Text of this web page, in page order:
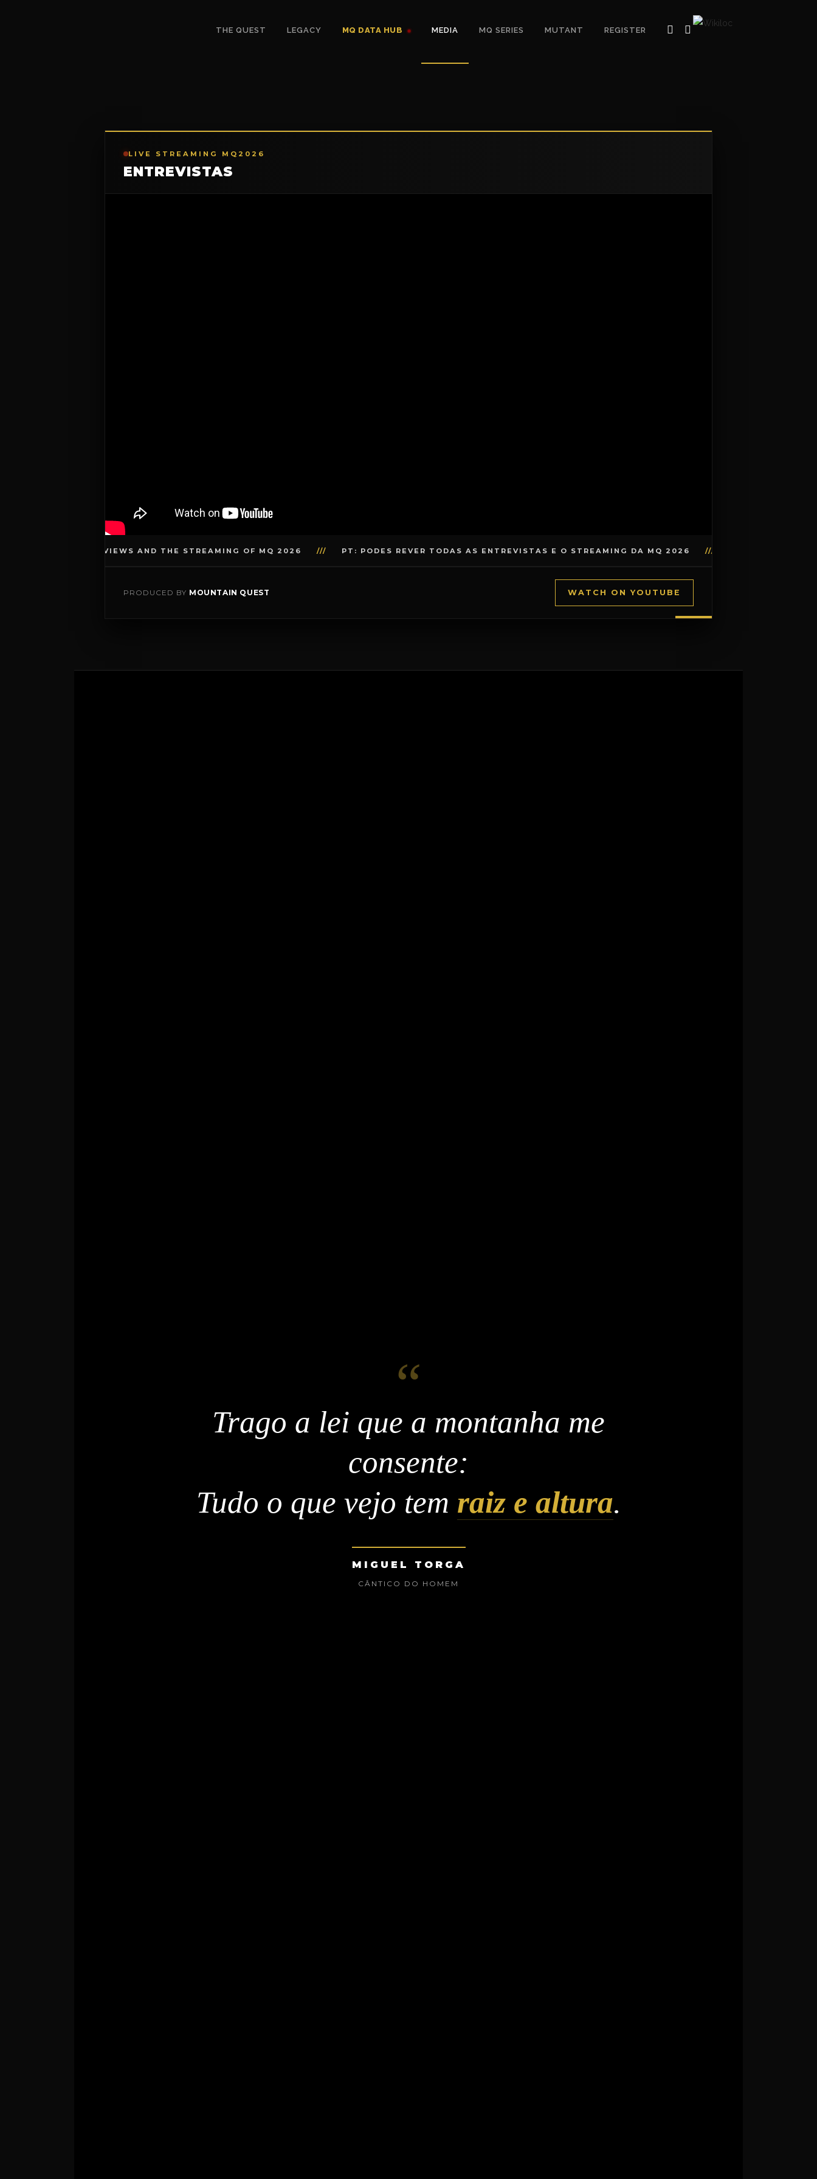
THE QUEST LEGACY MQ DATA HUB MEDIA MQ SERIES MUTANT REGISTER
LIVE STREAMING MQ2026
ENTREVISTAS
THE INTERVIEWS AND THE STREAMING OF MQ 2026 /// PT: PODES REVER TODAS AS ENTREVISTAS E O STREAMING DA MQ 2026 /// ESP: PUEDES REPASAR
PRODUCED BY MOUNTAIN QUEST WATCH ON YOUTUBE
“
Trago a lei que a montanha me
consente:
Tudo o que vejo tem raiz e altura.
MIGUEL TORGA
CÂNTICO DO HOMEM